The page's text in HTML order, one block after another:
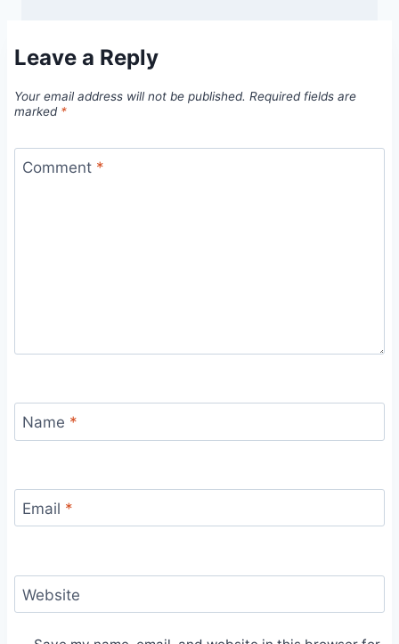
Leave a Reply
Your email address will not be published. Required fields are
marked *
Comment *
Name *
Email *
Website